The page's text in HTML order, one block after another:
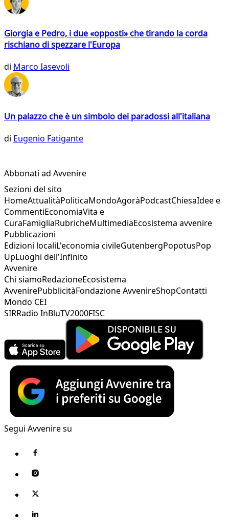
Giorgia e Pedro, i due «opposti» che tirando la corda
rischiano di spezzare l'Europa
di Marco Iasevoli
Un palazzo che è un simbolo dei paradossi all'italiana
di Eugenio Fatigante
Abbonati ad Avvenire
Sezioni del sito
HomeAttualitàPoliticaMondoAgoràPodcastChiesaIdee e
CommentiEconomiaVita e
CuraFamigliaRubricheMultimediaEcosistema avvenire
Pubblicazioni
Edizioni localiL'economia civileGutenbergPopotusPop
UpLuoghi dell'Infinito
Avvenire
Chi siamoRedazioneEcosistema
AvvenirePubblicitàFondazione AvvenireShopContatti
Mondo CEI
SIRRadio InBluTV2000FISC
Segui Avvenire su